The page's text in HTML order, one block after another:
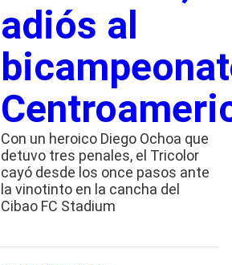
adiós al
Con un heroico Diego Ochoa que
detuvo tres penales, el Tricolor
cayó desde los once pasos ante
la vinotinto en la cancha del
Cibao FC Stadium